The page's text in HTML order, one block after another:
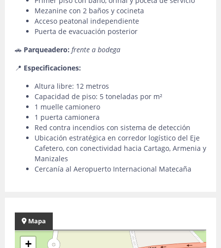
Mezanine con 2 baños y cocineta
Acceso peatonal independiente
Puerta de evacuación posterior
🚗 Parqueadero: frente a bodega
📍 Especificaciones:
Altura libre: 12 metros
Capacidad de piso: 5 toneladas por m²
1 muelle camionero
1 puerta camionera
Red contra incendios con sistema de detección
Ubicación estratégica en corredor logístico del Eje
Cafetero, con conectividad hacia Cartago, Armenia y
Manizales
Cercanía al Aeropuerto Internacional Matecaña
Mapa
+